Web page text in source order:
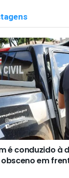
é conduzido à
em